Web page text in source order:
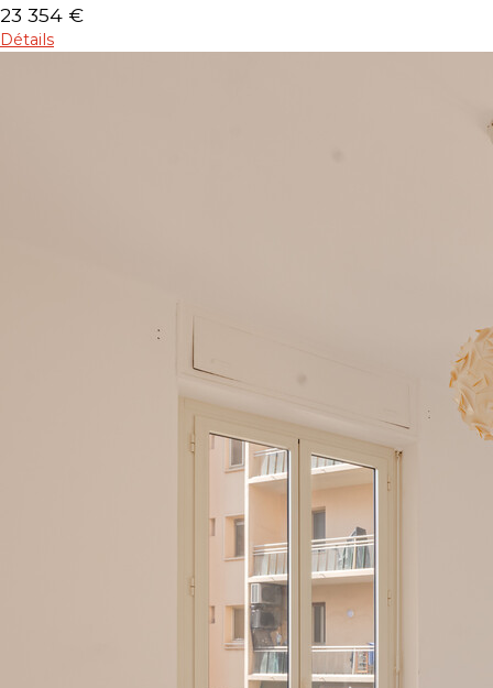
23 354 €
Détails